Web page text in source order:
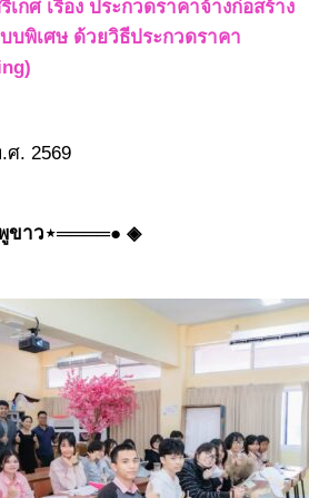
เกศ เรื่อง ประกวดราคาจ้างก่อสร้าง
บพิเศษ ด้วยวิธีประกวดราคา
. 2569
ขาว⋆════● ◈